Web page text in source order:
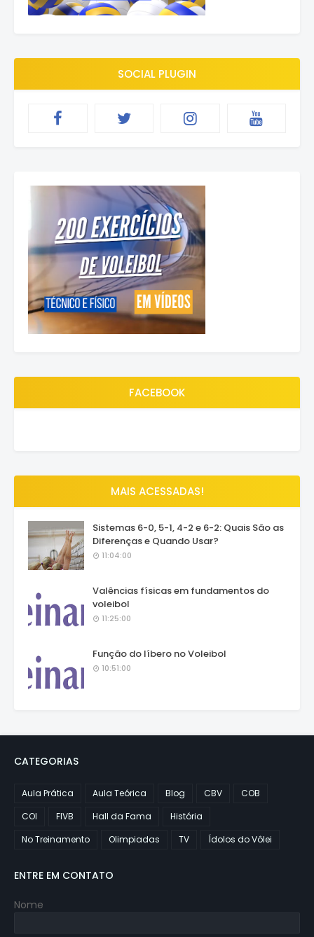
SOCIAL PLUGIN
FACEBOOK
MAIS ACESSADAS!
Sistemas 6-0, 5-1, 4-2 e 6-2: Quais São as
Diferenças e Quando Usar?
11:04:00
Valências físicas em fundamentos do
voleibol
11:25:00
Função do líbero no Voleibol
10:51:00
CATEGORIAS
Aula Prática Aula Teórica Blog CBV
COB
COI
FIVB Hall da Fama
História
No Treinamento
Olimpiadas TV Ídolos do Vôlei
ENTRE EM CONTATO
Nome